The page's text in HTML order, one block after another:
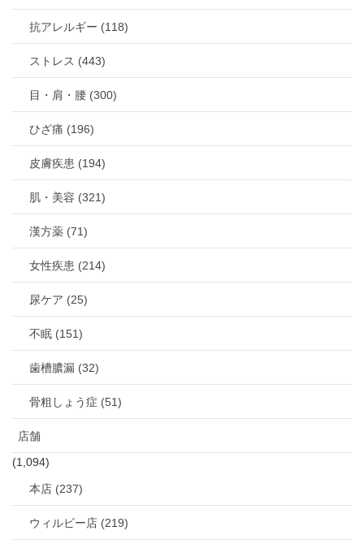
抗アレルギー (118)
ストレス (443)
目・肩・腰 (300)
ひざ痛 (196)
皮膚疾患 (194)
肌・美容 (321)
漢方薬 (71)
女性疾患 (214)
尿ケア (25)
不眠 (151)
歯槽膿漏 (32)
骨粗しょう症 (51)
店舗
(1,094)
本店 (237)
ウィルビー店 (219)